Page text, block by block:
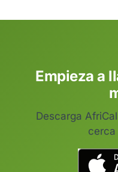
Empieza a
Descarga
cerca